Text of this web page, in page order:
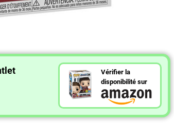
Vérifier la
disponibilité sur